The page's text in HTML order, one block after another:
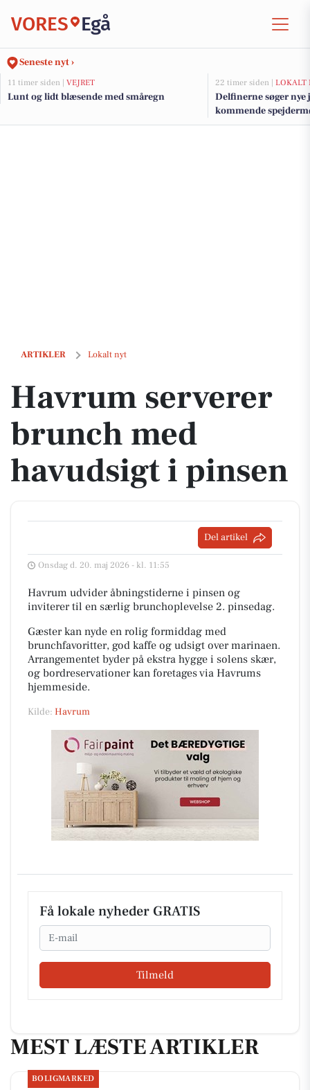
VORES Egå
Seneste nyt ›
11 timer siden | VEJRET
Lunt og lidt blæsende med småregn
22 timer siden | LOKALT
Delfinerne søger
kommende
ARTIKLER Lokalt nyt
Havrum serverer brunch med havudsigt i pinsen
Havrum serverer
brunch med
havudsigt i pinsen
Del artikel
Onsdag d. 20. maj 2026 - kl. 11:55
Havrum udvider åbningstiderne i pinsen og
inviterer til en særlig brunchoplevelse 2. pinsedag.
Gæster kan nyde en rolig formiddag med
brunchfavoritter, god kaffe og udsigt over marinaen.
Arrangementet byder på ekstra hygge i solens skær,
og bordreservationer kan foretages via Havrums
hjemmeside.
Kilde: Havrum
Få lokale nyheder GRATIS
Email
Tilmeld
MEST LÆSTE ARTIKLER
BOLIGMARKED